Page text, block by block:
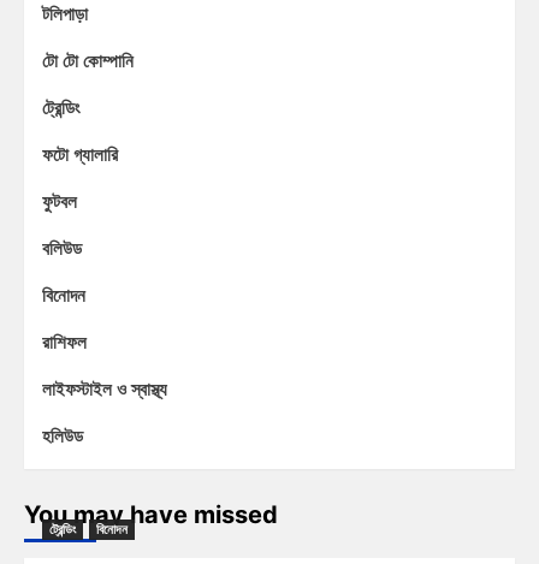
টলিপাড়া
টো টো কোম্পানি
ট্রেন্ডিং
ফটো গ্যালারি
ফুটবল
বলিউড
বিনোদন
রাশিফল
লাইফস্টাইল ও স্বাস্থ্য
হলিউড
You may have missed
ট্রেন্ডিং বিনোদন